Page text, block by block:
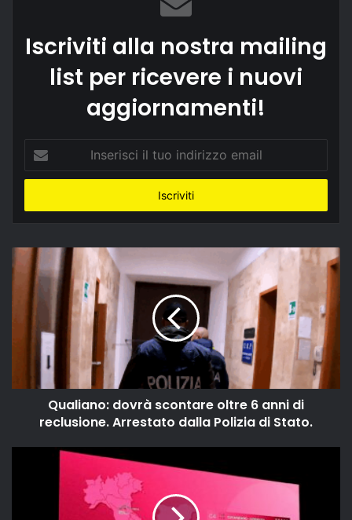
Iscriviti alla nostra mailing
list per ricevere i nuovi
aggiornamenti!
tuo
email
Qualiano: dovrà scontare oltre 6 anni di
reclusione. Arrestato dalla Polizia di Stato.